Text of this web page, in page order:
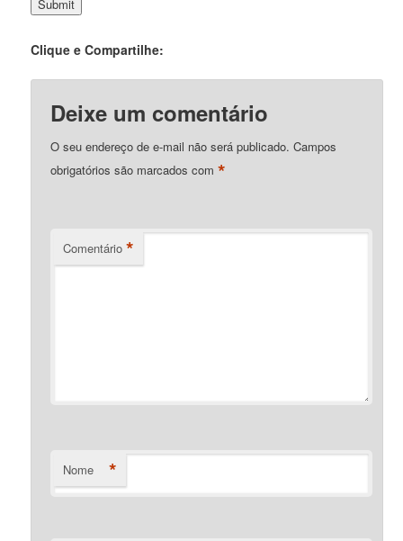
Clique e Compartilhe:
Deixe um comentário
O seu endereço de e-mail não será publicado. Campos
obrigatórios são marcados com*
Comentário *
Nome *